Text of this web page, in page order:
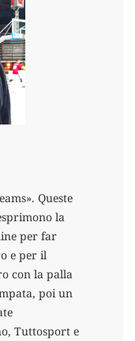
Queste
la
per far
e per il
con la palla
poi un
Tuttosport e